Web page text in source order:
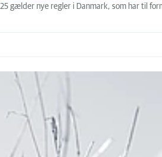
gælder nye regler i Danmark, som har til